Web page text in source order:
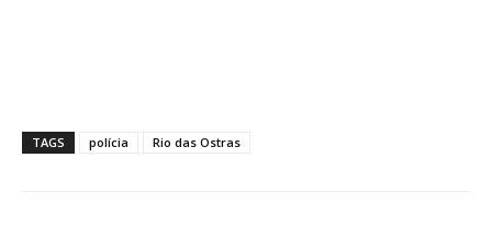
TAGS polícia Rio das Ostras